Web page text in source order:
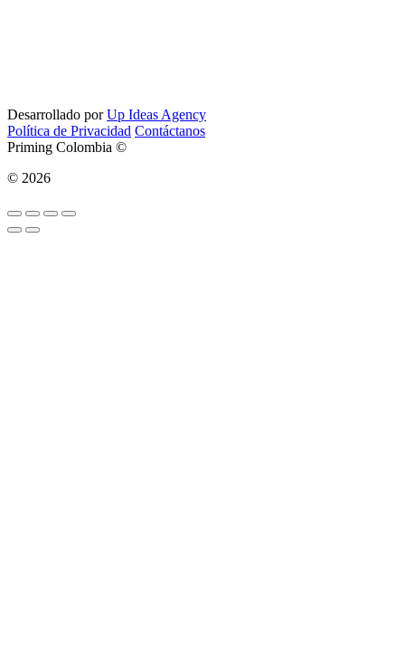
Desarrollado porUp Ideas Agency
Política de Privacidad Contáctanos
Priming Colombia ©
© 2026